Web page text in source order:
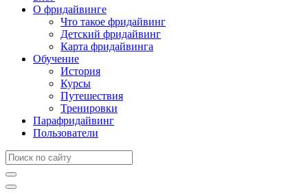
О фридайвинге
Что такое фридайвинг
Детский фридайвинг
Карта фридайвинга
Обучение
История
Курсы
Путешествия
Тренировки
Парафридайвинг
Пользователи